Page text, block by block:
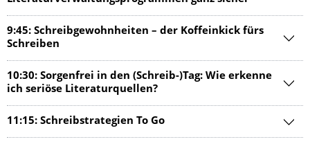
9:45: Schreibgewohnheiten – der Koffeinkick fürs
Schreiben
10:30: Sorgenfrei in den (Schreib-)Tag: Wie erkenne
ich seriöse Literaturquellen?
11:15: Schreibstrategien To Go